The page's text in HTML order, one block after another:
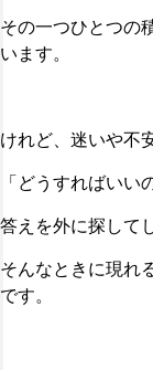
その一つひとつの
います。
けれど、迷いや不
「どうすればいい
答えを外に探して
そんなときに現れ
です。